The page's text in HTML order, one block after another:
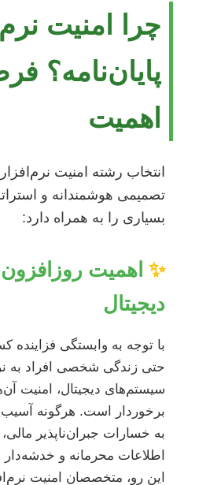
چرا امنیت
پایان‌نامه؟
اهمیت
انتخاب رشته امنیت نرم‌افزار
تصمیمی هوشمندانه و
بسیاری را به همراه دارد:
✨ اهمیت روزافزون
دیجیتال
با توجه به وابستگی فزاینده
حتی زندگی شخصی افراد به
سیستم‌های دیجیتال، امنیت
برخوردار است. هرگونه
به خسارات جبران‌ناپذیر
اطلاعات محرمانه و خدشه‌دار
این رو، متخصصان امنیت